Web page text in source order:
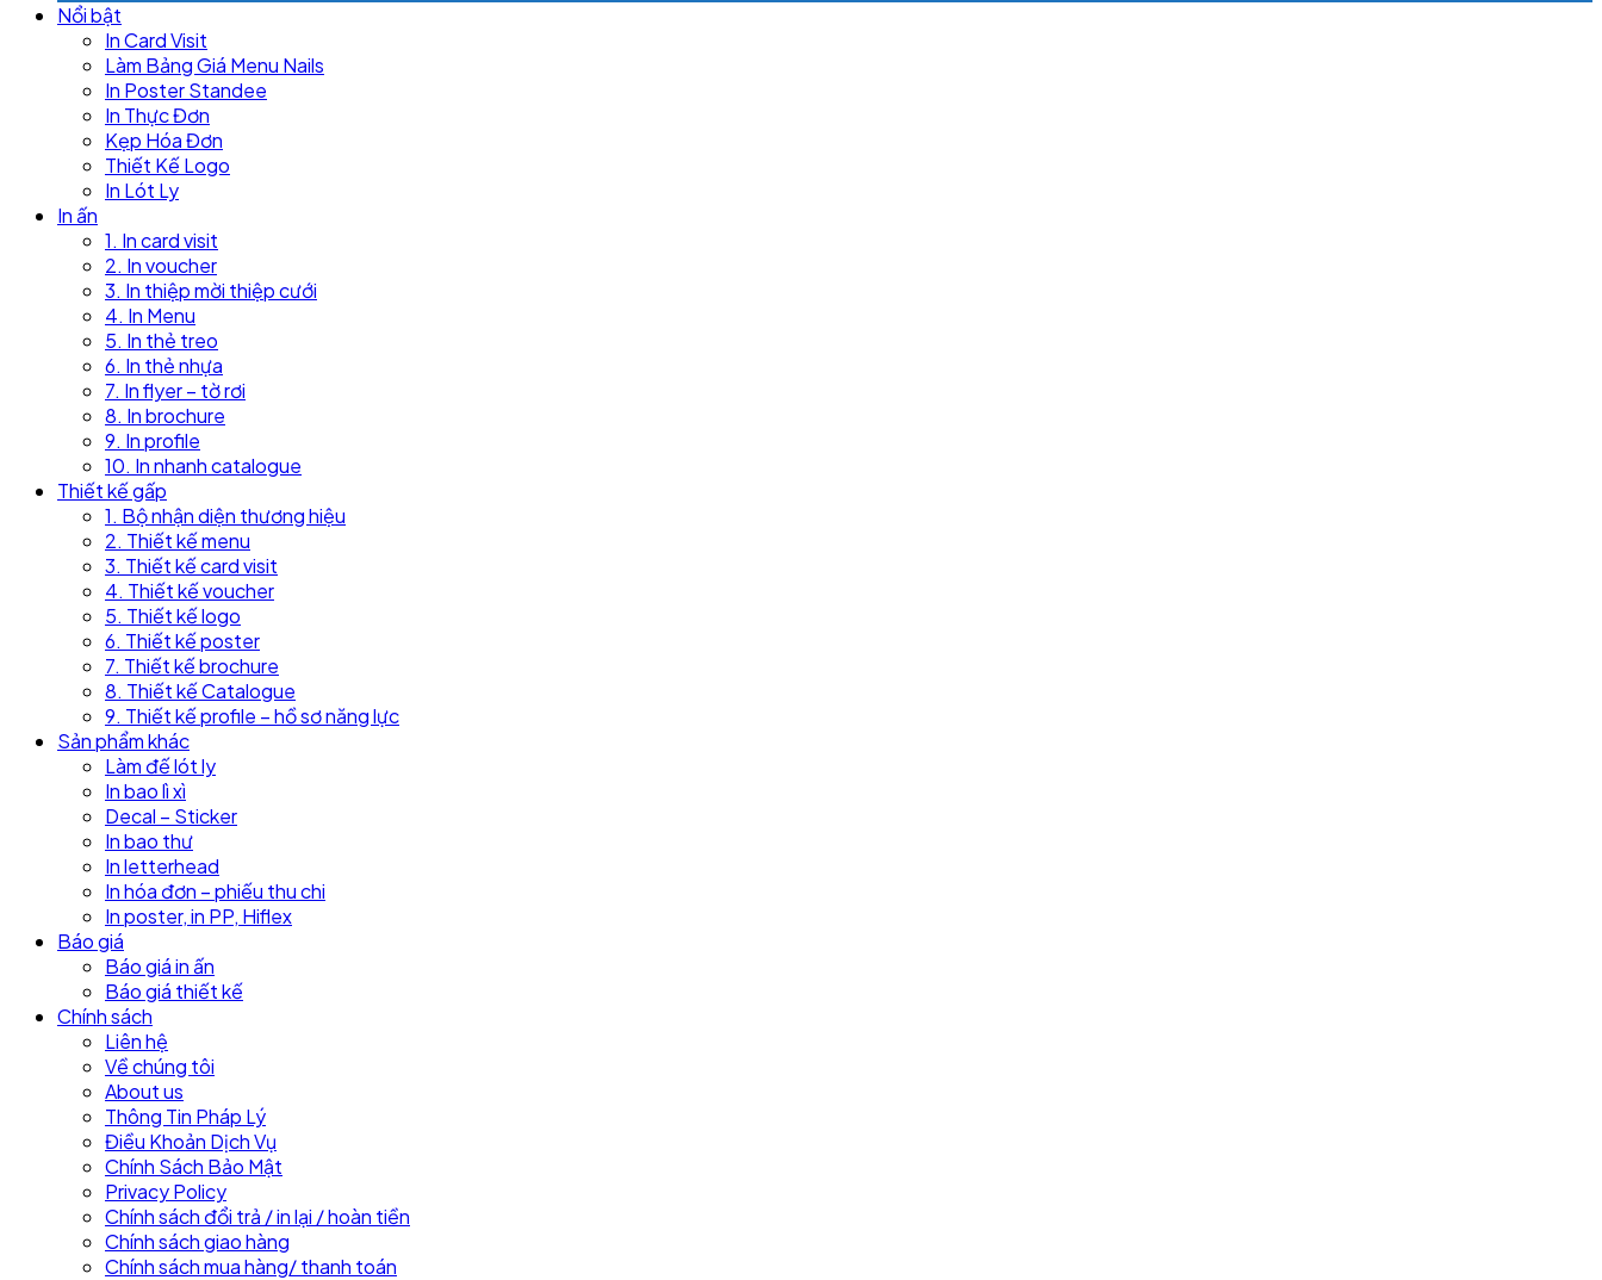
Nổi bật
In Card Visit
Làm Bảng Giá Menu Nails
In Poster Standee
In Thực Đơn
Kẹp Hóa Đơn
Thiết Kế Logo
In Lót Ly
In ấn
1. In card visit
2. In voucher
3. In thiệp mời thiệp cưới
4. In Menu
5. In thẻ treo
6. In thẻ nhựa
7. In flyer – tờ rơi
8. In brochure
9. In profile
10. In nhanh catalogue
Thiết kế gấp
1. Bộ nhận diện thương hiệu
2. Thiết kế menu
3. Thiết kế card visit
4. Thiết kế voucher
5. Thiết kế logo
6. Thiết kế poster
7. Thiết kế brochure
8. Thiết kế Catalogue
9. Thiết kế profile – hồ sơ năng lực
Sản phẩm khác
Làm đế lót ly
In bao lì xì
Decal – Sticker
In bao thư
In letterhead
In hóa đơn – phiếu thu chi
In poster, in PP, Hiflex
Báo giá
Báo giá in ấn
Báo giá thiết kế
Chính sách
Liên hệ
Về chúng tôi
About us
Thông Tin Pháp Lý
Điều Khoản Dịch Vụ
Chính Sách Bảo Mật
Privacy Policy
Chính sách đổi trả / in lại / hoàn tiền
Chính sách giao hàng
Chính sách mua hàng/ thanh toán